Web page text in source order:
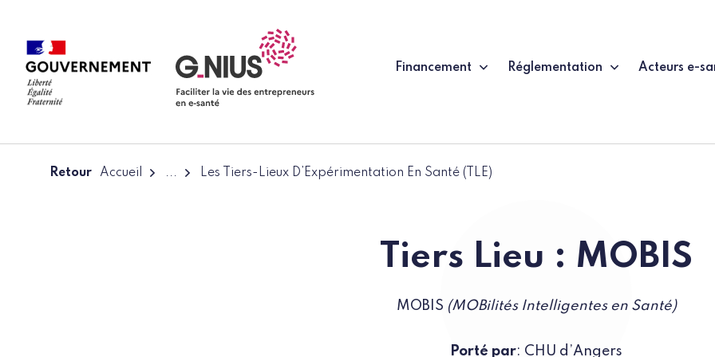
Financement Réglementation Acteurs e-
Retour Accueil ... Les Tiers-Lieux D’Expérimentation En Santé (TLE)
Tiers Lieu : MOBIS
MOBIS (MOBilités Intelligentes en Santé)
Porté par: CHU d’Angers